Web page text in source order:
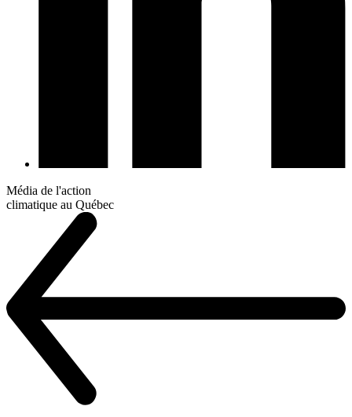
Média de l'action
climatique au Québec